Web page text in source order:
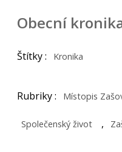
Obecní
Štítky : Kronika
Rubriky : Místopis
Společenský život ,